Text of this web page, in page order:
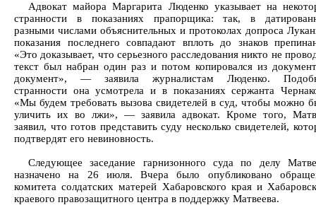
Адвокат майора Маргарита Люденко указывает на
странности в показаниях прапорщика: так, в
разными числами объяснительных и протоколах допроса
показания последнего совпадают вплоть до знаков
«Это доказывает, что серьезного расследования никто не
текст был набран один раз и потом копировался из
документ», — заявила журналистам Люденко.
странности она усмотрела и в показаниях сержанта
«Мы будем требовать вызова свидетелей в суд, чтобы можно
уличить их во лжи», — заявила адвокат. Кроме того,
заявил, что готов представить суду несколько свидетелей,
подтвердят его невиновность.
Следующее заседание гарнизонного суда по делу
назначено на 26 июля. Вчера было опубликовано
комитета солдатских матерей Хабаровского края и
краевого правозащитного центра в поддержку Матвеева.